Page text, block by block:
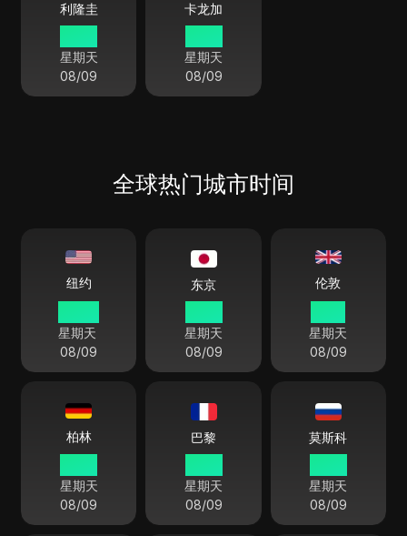
利隆圭
星期天
08/09
卡龙加
星期天
08/09
全球热门城市时间
纽约
星期天
08/09
东京
星期天
08/09
伦敦
星期天
08/09
柏林
星期天
08/09
巴黎
星期天
08/09
莫斯科
星期天
08/09